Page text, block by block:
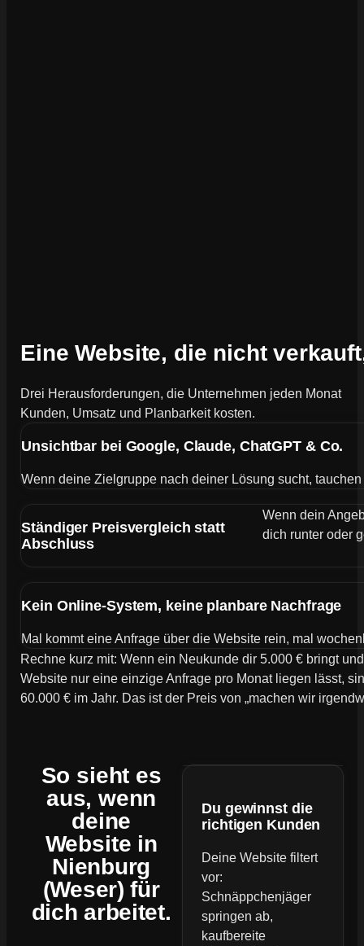
Eine Website, die nicht
Drei Herausforderungen, die Unternehmen jeden Monat
Kunden, Umsatz und Planbarkeit kosten.
Unsichtbar bei Google, Claude, ChatGPT & Co.
Wenn deine Zielgruppe nach deiner Lösung sucht,
Ständiger Preisvergleich statt
Abschluss
Wenn dein
dich runter oder
Kein Online-System, keine planbare Nachfrage
Mal kommt eine Anfrage über die Website rein, mal
Rechne kurz mit: Wenn ein Neukunde dir 5.000 € bringt
Website nur eine einzige Anfrage pro Monat liegen lässt,
60.000 € im Jahr. Das ist der Preis von „machen wir
So sieht es
aus, wenn
deine
Website in
Nienburg
(Weser) für
dich arbeitet.
Du gewinnst die
richtigen Kunden
Deine Website filtert
vor:
Schnäppchenjäger
springen ab,
kaufbereite